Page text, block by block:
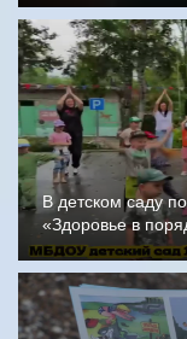
В детском саду
«Здоровье в